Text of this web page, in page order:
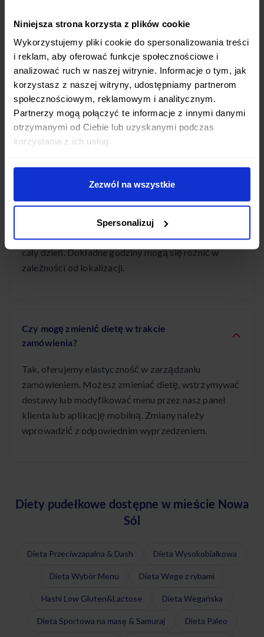
Niniejsza strona korzysta z plików cookie
Wykorzystujemy pliki cookie do spersonalizowania treści
i reklam, aby oferować funkcje społecznościowe i
analizować ruch w naszej witrynie. Informacje o tym, jak
korzystasz z naszej witryny, udostępniamy partnerom
społecznościowym, reklamowym i analitycznym.
Partnerzy mogą połączyć te informacje z innymi danymi
otrzymanymi od Ciebie lub uzyskanymi podczas
korzystania z ich usług.
Zezwól na wszystkie
Spersonalizuj
pudełkowych: od standardowych programów
dietetycznych po diety z pełnym wyborem menu.
Mamy diety niskokaloryczne, wysokobiałkowe,
wegetariańskie i wiele innych. Każda dieta jest
przygotowywana przez wykwalifikowanych
dietetyków.
O której godzinie dostarczacie posiłki w
mieście Nowa Sól?
Posiłki w mieście Nowa Sól dostarczamy w
godzinach porannych, zazwyczaj między 5:00 a 8:00
rano. Dzięki temu masz zapewnione świeże posiłki na
cały dzień. Dokładne godziny mogą się różnić w
zależności od lokalizacji.
Czy mogę zmienić dietę w trakcie
zamówienia?
Tak, oferujemy elastyczność w zarządzaniu
zamówieniem. Możesz zmieniać dietę, wstrzymywać
dostawy lub modyfikować menu przez nasz panel
klienta lub aplikację mobilną. Zmiany należy
wprowadzić z odpowiednim wyprzedzeniem.
Diety pudełkowe dostępne w mieście Nowa
Sól
Dieta Przeciwzapalna & Dash Dieta Wysokobiałkowa
Dieta Wybór Menu Dieta Wege z rybami
Hashi Low Gluten&Lactose Dieta Wegańska
Dieta Sportowa na masę & Samuraj Dieta Paleo